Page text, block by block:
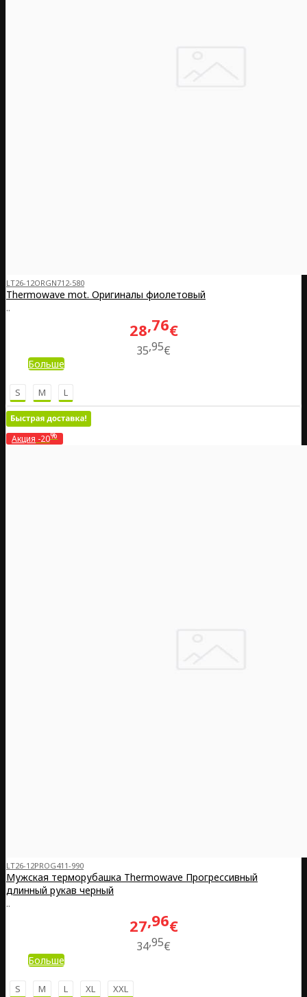
LT26-12ORGN712-580
Thermowave mot. Оригиналы фиолетовый
..
28 76€
35 95€
Больше
S M L
Акция -20%
LT26-12PROG411-990
Мужская терморубашка Thermowave Прогрессивный
длинный рукав черный
..
27 96€
3495€
Больше
S M L XL XXL